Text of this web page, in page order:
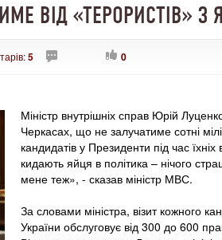
ВІД «ТЕРОРИСТІВ» З
5 0
Міністр внутрішніх справ Юрій
Черкасах, що не залучатиме сотні
кандидатів у Президенти під час їхніх
кидають яйця в політика – нічого
мене теж», - сказав міністр МВС.
За словами міністра, візит кожного
України обслуговує від 300 до 600